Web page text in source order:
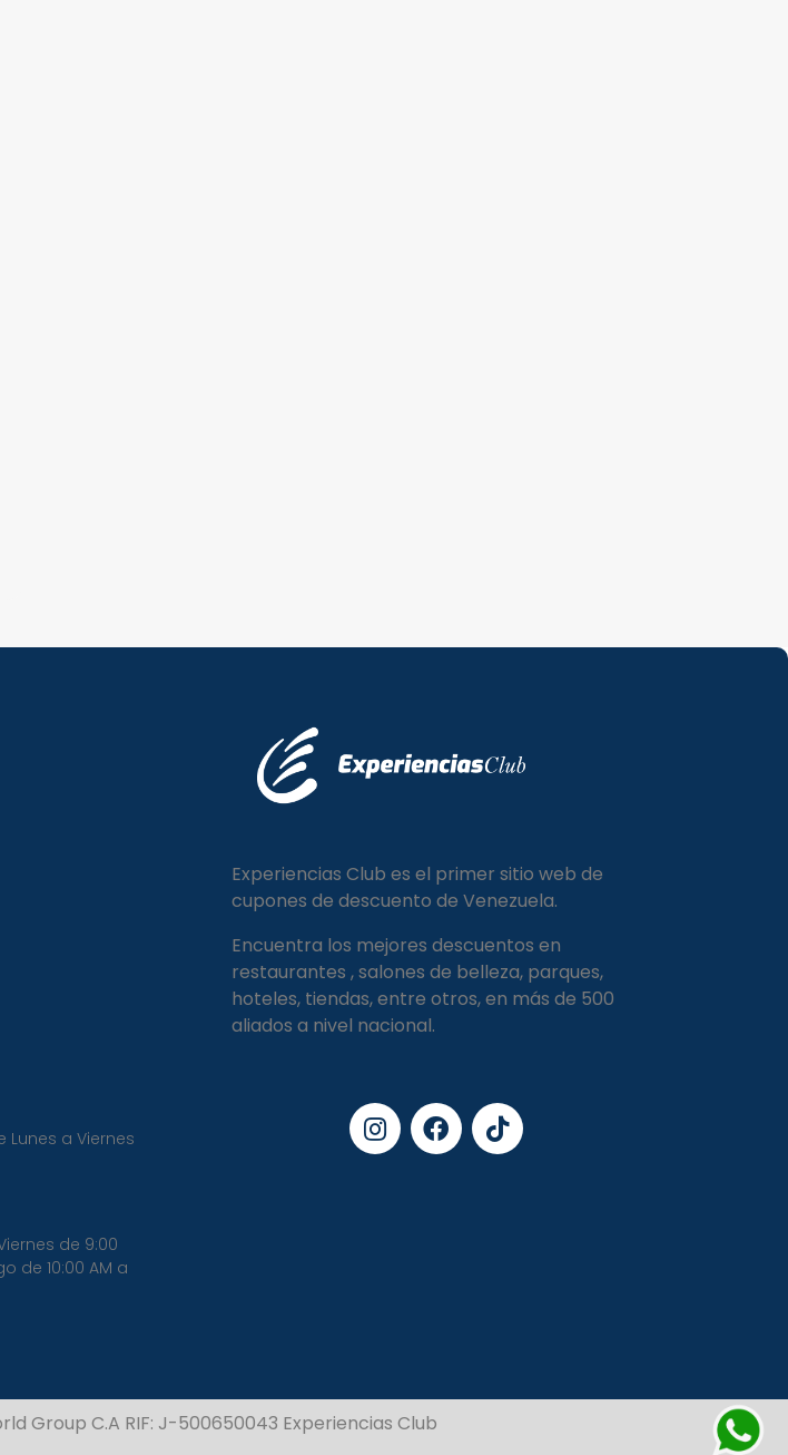
Lunes a Viernes
de 9:00
de 10:00 AM a
Experiencias Club es el primer sitio web de
cupones de descuento de Venezuela.
Encuentra los mejores descuentos en
restaurantes , salones de belleza, parques,
hoteles, tiendas, entre otros, en más de 500
aliados a nivel nacional.
Group C.A RIF: J-500650043 Experiencias Club